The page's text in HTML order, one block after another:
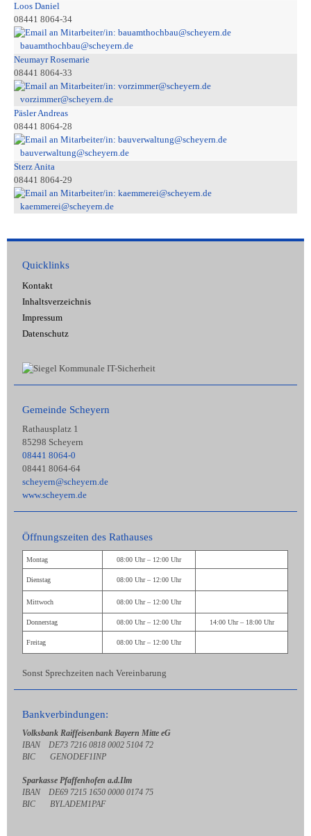
Loos Daniel
08441 8064-34
bauamthochbau@scheyern.de
Neumayr Rosemarie
08441 8064-33
vorzimmer@scheyern.de
Päsler Andreas
08441 8064-28
bauverwaltung@scheyern.de
Sterz Anita
08441 8064-29
kaemmerei@scheyern.de
Quicklinks
Kontakt
Inhaltsverzeichnis
Impressum
Datenschutz
Gemeinde Scheyern
Rathausplatz 1
85298 Scheyern
08441 8064-0
08441 8064-64
scheyern@scheyern.de
www.scheyern.de
Öffnungszeiten des Rathauses
Montag 08:00 Uhr – 12:00 Uhr
Dienstag 08:00 Uhr – 12:00 Uhr
Mittwoch 08:00 Uhr – 12:00 Uhr
Donnerstag 08:00 Uhr – 12:00 Uhr 14:00 Uhr – 18:00 Uhr
Freitag 08:00 Uhr – 12:00 Uhr
Sonst Sprechzeiten nach Vereinbarung
Bankverbindungen:
Volksbank Raiffeisenbank Bayern Mitte eG
IBAN DE73 7216 0818 0002 5104 72
BIC GENODEF1INP
Sparkasse Pfaffenhofen a.d.Ilm
IBAN DE69 7215 1650 0000 0174 75
BIC BYLADEM1PAF